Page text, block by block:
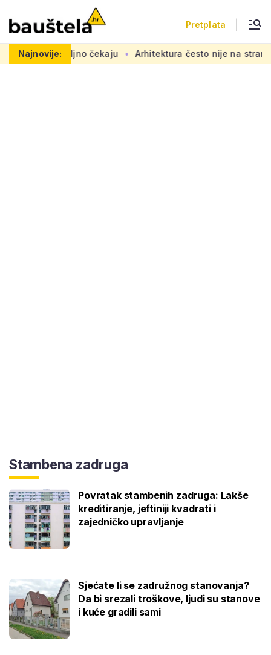
Pretplata
Najnovije:
se željno čekaju Arhitektura često nije na strani
Stambena zadruga
Povratak stambenih zadruga: Lakše
kreditiranje, jeftiniji kvadrati i
zajedničko upravljanje
Sjećate li se zadružnog stanovanja?
Da bi srezali troškove, ljudi su stanove
i kuće gradili sami